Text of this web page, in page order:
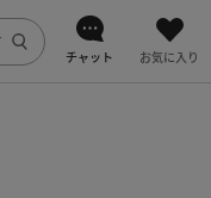
チャット お気に入り